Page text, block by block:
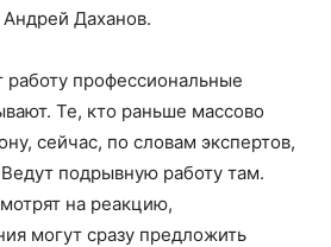
Даханов.
профессиональные
Те, кто раньше массово
сейчас, по словам экспертов,
подрывную работу там.
на реакцию,
могут сразу предложить